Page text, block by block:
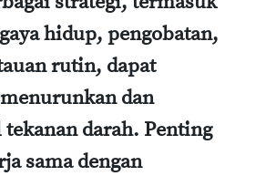
hidup, pengobatan,
rutin, dapat
dan
darah. Penting
sama dengan